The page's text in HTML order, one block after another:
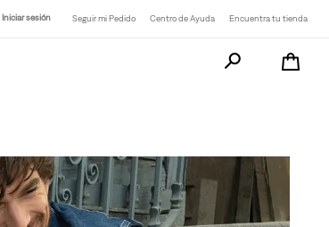
Iniciar sesión Seguir mi Pedido Centro de Ayuda Encuentra tu tienda
Busca tu producto